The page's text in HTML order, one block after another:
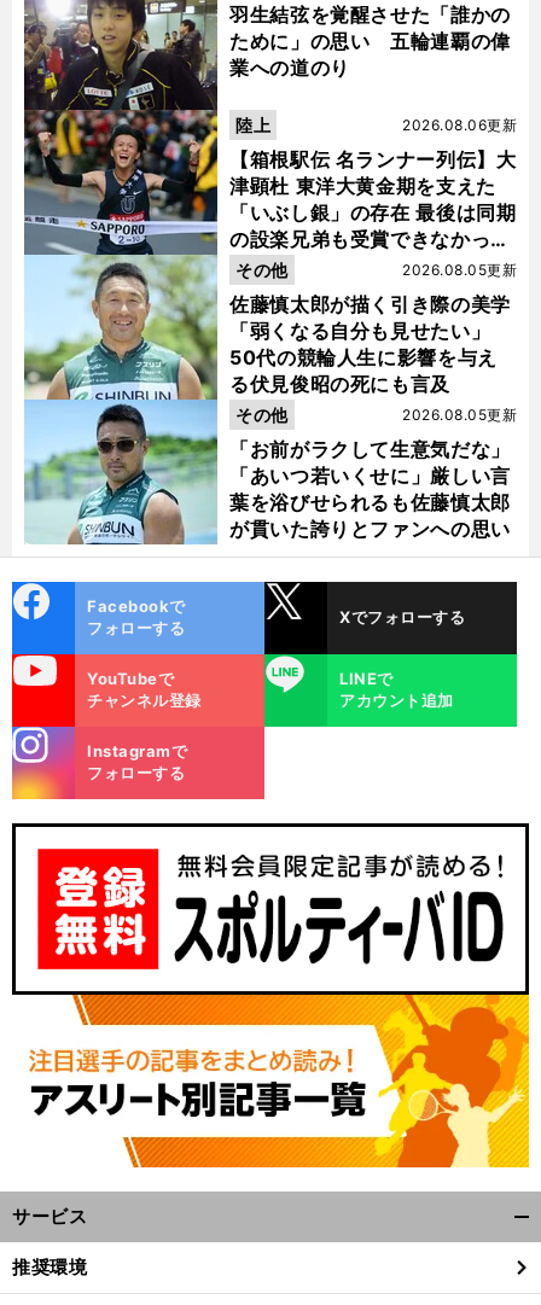
羽生結弦を覚醒させた「誰かの
ために」の思い 五輪連覇の偉
業への道のり
【箱根駅伝 名ランナー列伝】大
津顕杜 東洋大黄金期を支えた
「いぶし銀」の存在 最後は同期
の設楽兄弟も受賞できなかった
金栗杯に輝く
2026.08.06更新
陸上
佐藤慎太郎が描く引き際の美学
「弱くなる自分も見せたい」
50代の競輪人生に影響を与え
る伏見俊昭の死にも言及
2026.08.05更新
その他
「お前がラクして生意気だな」
「あいつ若いくせに」厳しい言
葉を浴びせられるも佐藤慎太郎
が貫いた誇りとファンへの思い
2026.08.05更新
その他
ok
Facebookで
フォローする
Xでフォローする
YouTubeで
チャンネル登録
LINE
LINEで
アカウント追加
m
Instagramで
フォローする
サービス
閉
推奨環境